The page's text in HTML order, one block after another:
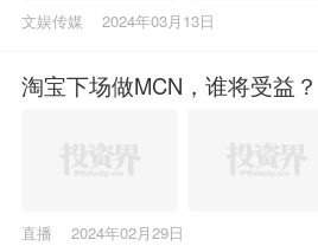
文娱传媒 2024年03月13日
淘宝下场做MCN，谁将受益？
直播 2024年02月29日